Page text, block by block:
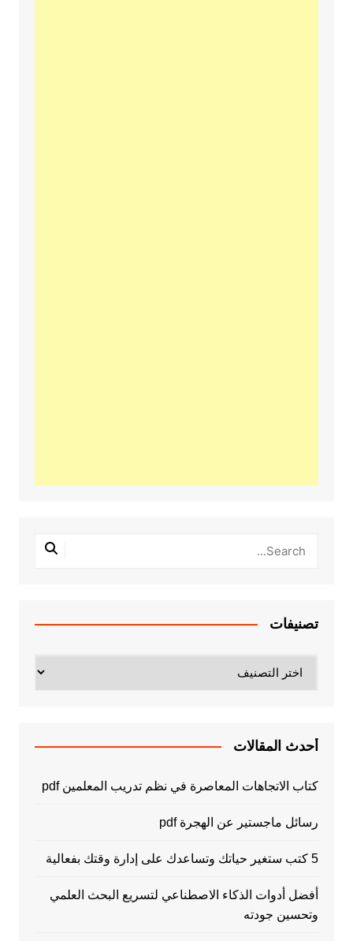
تصنيفات
أحدث المقالات
كتاب الاتجاهات المعاصرة في نظم تدريب المعلمين pdf
رسائل ماجستير عن الهجرة pdf
5 كتب ستغير حياتك وتساعدك على إدارة وقتك بفعالية
أفضل أدوات الذكاء الاصطناعي لتسريع البحث العلمي
وتحسين جودته